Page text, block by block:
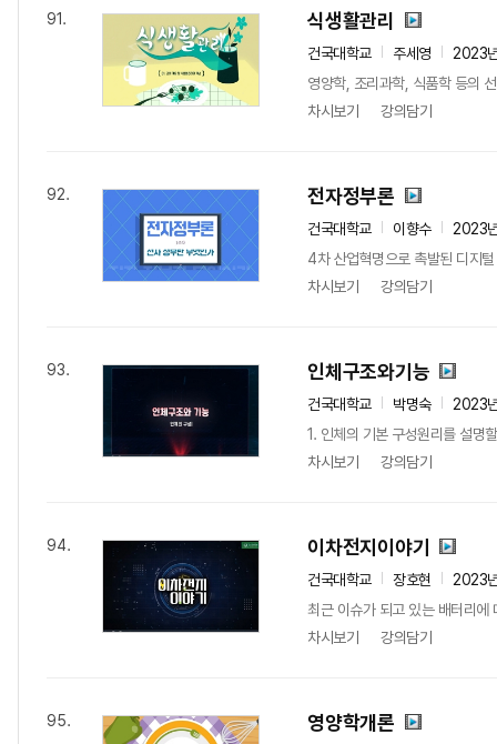
91. 식생활관리
건국대학교 주세영
2023
영양학, 조리과학, 식품학 등의
차시보기
강의담기
92. 전자정부론
건국대학교 이향수
2023
4차 산업혁명으로 촉발된 디지
차시보기
강의담기
93. 인체구조와기능
건국대학교 박명숙
2023
1. 인체의 기본 구성원리를 설명
차시보기
강의담기
94. 이차전지이야기
건국대학교 장호현
2023
최근 이슈가 되고 있는 배터리에
차시보기
강의담기
95. 영양학개론